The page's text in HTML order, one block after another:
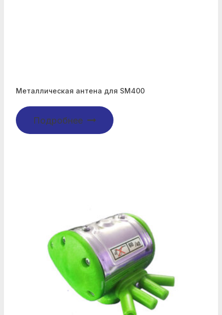
Металлическая антена для SM400
Подробнее